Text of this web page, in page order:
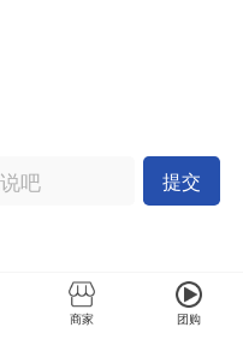
提交
商家 团购